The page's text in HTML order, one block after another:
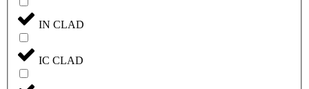
IN CLAD
IC CLAD